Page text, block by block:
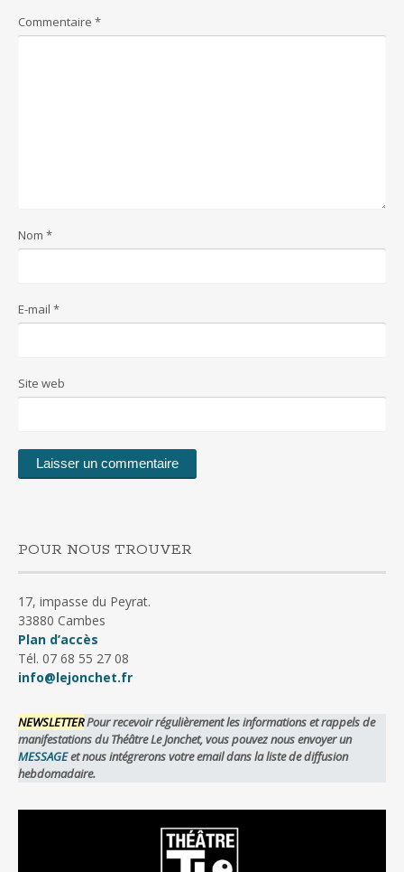
Commentaire *
Nom *
E-mail *
Site web
POUR NOUS TROUVER
17, impasse du Peyrat.
33880 Cambes
Plan d’accès
Tél. 07 68 55 27 08
info@lejonchet.fr
NEWSLETTERPour recevoir régulièrement les informations et rappels de
manifestations du Théâtre Le Jonchet, vous pouvez nous envoyer un
MESSAGEet nous intégrerons votre email dans la liste de diffusion
hebdomadaire.